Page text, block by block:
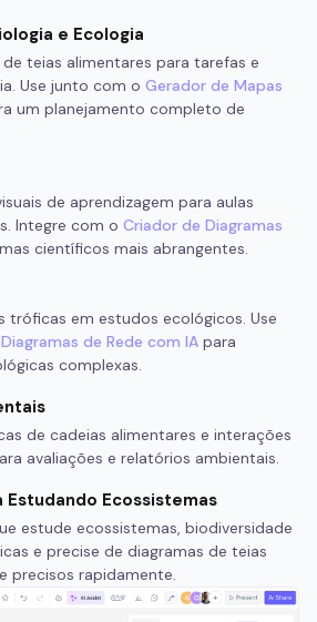
e Ecologia
teias alimentares para tarefas e
Use junto com o Gerador de Mapas
um planejamento completo de
de aprendizagem para aulas
Integre com o Criador de Diagramas
científicos mais abrangentes.
tróficas em estudos ecológicos. Use
de Rede com IA para
complexas.
de cadeias alimentares e interações
avaliações e relatórios ambientais.
Estudando Ecossistemas
estude ecossistemas, biodiversidade
e precise de diagramas de teias
precisos rapidamente.